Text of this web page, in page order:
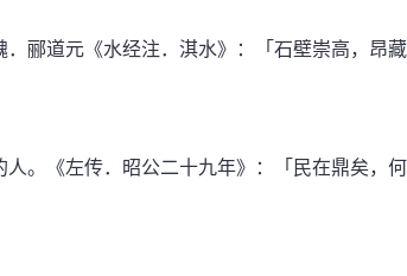
道元《水经注．淇水》：「石壁崇高，昂
《左传．昭公二十九年》：「民在鼎矣，何